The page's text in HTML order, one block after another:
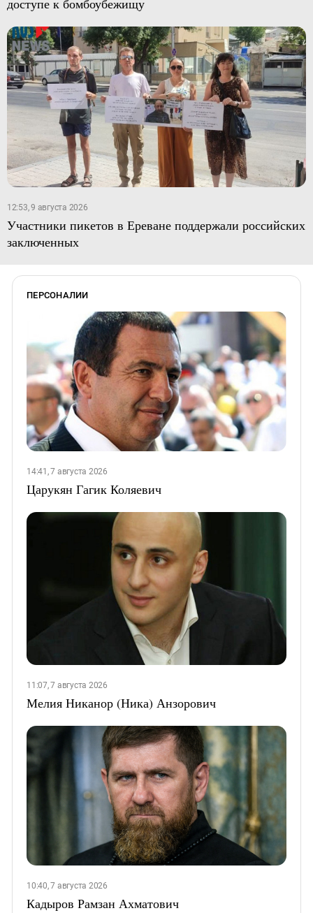
доступе к бомбоубежищу
12:53, 9 августа 2026
Участники пикетов в Ереване поддержали российских
заключенных
ПЕРСОНАЛИИ
14:41, 7 августа 2026
Царукян Гагик Коляевич
11:07, 7 августа 2026
Мелия Никанор (Ника) Анзорович
10:40, 7 августа 2026
Кадыров Рамзан Ахматович